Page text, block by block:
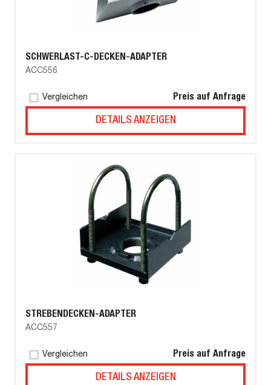
SCHWERLAST-C-DECKEN-ADAPTER
ACC556
Vergleichen Preis auf Anfrage
DETAILS ANZEIGEN
STREBENDECKEN-ADAPTER
ACC557
Vergleichen Preis auf Anfrage
DETAILS ANZEIGEN